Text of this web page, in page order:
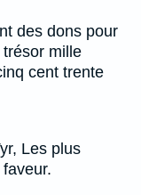
des dons pour
mille
cent trente
Les plus